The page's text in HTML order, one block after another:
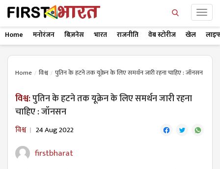
Home मनोरंजन बिज़नेस भारत राजनीति वेब स्टोरीज खेल
Home विश्व पुतिन के हटने तक यूक्रेन के लिए समर्थन जारी रहना चाहिए : जॉनसन
विश्व:पुतिन के हटने तक यूक्रेन के लिए समर्थन जारी रहना
चाहिए : जॉनसन
विश्व 24 Aug 2022
firstbharat